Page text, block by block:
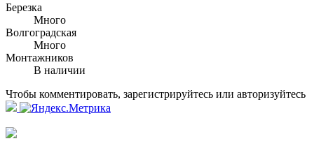
Березка
Много
Волгоградская
Много
Монтажников
В наличии
Чтобы комментировать, зарегистрируйтесь или авторизуйтесь